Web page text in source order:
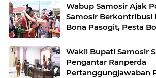
Wabup Samosir Ajak
Samosir Berkontribusi
Bona Pasogit, Pesta
Budaya Batak
Wakil Bupati Samosir
Pengantar Ranperda
Pertanggungjawaban